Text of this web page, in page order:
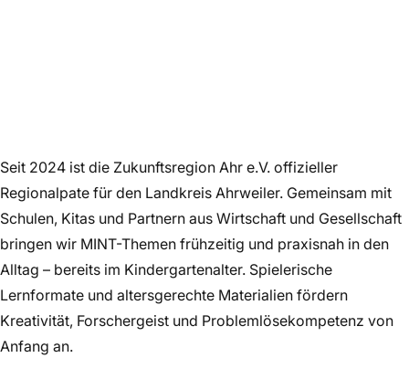
Seit 2024 ist die Zukunftsregion Ahr e.V. offizieller
Regionalpate für den Landkreis Ahrweiler. Gemeinsam mit
Schulen, Kitas und Partnern aus Wirtschaft und Gesellschaft
bringen wir MINT-Themen frühzeitig und praxisnah in den
Alltag – bereits im Kindergartenalter. Spielerische
Lernformate und altersgerechte Materialien fördern
Kreativität, Forschergeist und Problemlösekompetenz von
Anfang an.